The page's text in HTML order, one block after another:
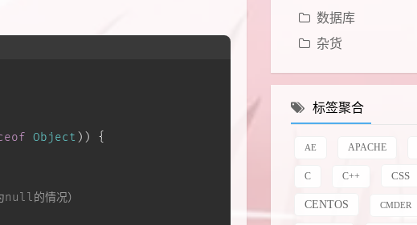
Object )) {
null的情况）
数据库
杂货
标签聚合
AE APACHE
C C++ CSS
CENTOS CMDER